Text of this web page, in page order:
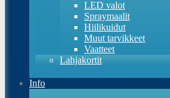
LED valot
Spraymaalit
Hiilikuidut
Muut tarvikkeet
Vaatteet
Lahjakortit
Info